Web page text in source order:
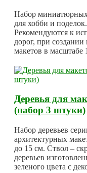
Набор миниатюрных
для хобби и
Рекомендуются к
дорог, при
макетов в масштабе
Деревья для
(набор 3 штуки)
Набор деревьев
архитектурных
до 15 см. Ствол –
деревьев
зеленого цвета с